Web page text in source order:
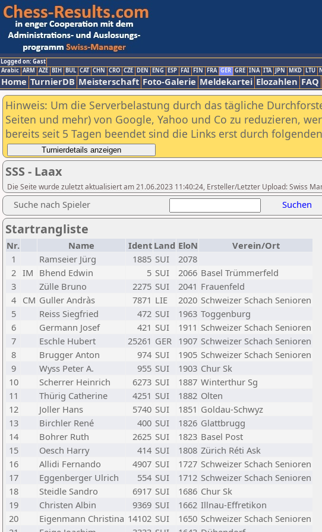
Logged on: Gast
Arabic ARM AZE BIH BUL CAT CHN CRO CZE DEN ENG ESP FAI FIN FRA GER GRE INA ITA JPN MKD LTU
Home TurnierDB Meisterschaft Foto-Galerie Meldekartei Elozahlen FAQ
Hinweis: Um die Serverbelastung durch das tägliche
Seiten und mehr) von Google, Yahoo und Co zu reduzieren,
bereits seit 5 Tagen beendet sind die Links erst durch
SSS - Laax
Die Seite wurde zuletzt aktualisiert am 21.06.2023 11:40:24, Ersteller/Letzter Upload: Swiss
Suche nach Spieler Suchen
Startrangliste
Nr. Name Ident Land EloN
Verein/Ort
1
Ramseier Jürg 1885 SUI
2078
2 IM Bhend Edwin 5 SUI 2066 Basel Trümmerfeld
3
Zülle Bruno 2275 SUI 2041 Frauenfeld
4
CM Guller Andràs 7871 LIE 2020 Schweizer Schach Senioren
5
Reiss Siegfried 472 SUI 1963 Toggenburg
6
Germann Josef 421 SUI 1911 Schweizer Schach Senioren
7
Eschle Hubert 25261 GER 1907 Schweizer Schach Senioren
8
Brugger Anton 974 SUI 1905 Schweizer Schach Senioren
9
Wyss Peter A. 955 SUI 1903 Chur Sk
10
Scherrer Heinrich 6273 SUI 1887 Winterthur Sg
11
Thürig Catherine 4251 SUI 1882 Olten
12
Joller Hans 5740 SUI 1851 Goldau-Schwyz
13
Birchler René 400 SUI 1826 Glattbrugg
14
Bohrer Ruth 2625 SUI 1823 Basel Post
15
Oesch Harry 414 SUI 1808 Zürich Réti Ask
16
Allidi Fernando 4907 SUI 1727 Schweizer Schach Senioren
17
Eggenberger Ulrich 554 SUI 1712 Schweizer Schach Senioren
18
Steidle Sandro 6917 SUI 1686 Chur Sk
19
Christen Albin 9369 SUI 1662 Illnau-Effretikon
20
Eigenmann Christina 14102 SUI 1650 Schweizer Schach Senioren